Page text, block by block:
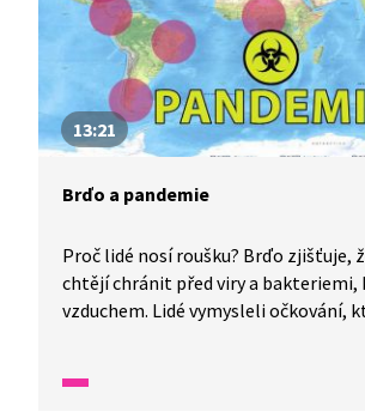
13:21
Brďo a pandemie
Proč lidé nosí roušku? Brďo zjišťuje,
chtějí chránit před viry a bakteriemi,
vzduchem. Lidé vymysleli očkování,
roušku a používat dezinfekci. Dozví